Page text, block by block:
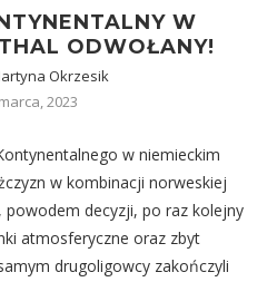
W
ODWOŁANY!
Okrzesik
2023
w niemieckim
w kombinacji norweskiej
powodem decyzji, po raz kolejny
atmosferyczne oraz zbyt
drugoligowcy zakończyli